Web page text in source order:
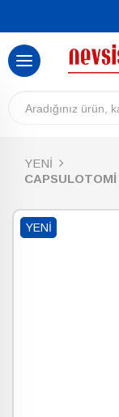
YENİ
YENI